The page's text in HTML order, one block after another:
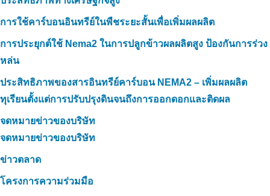
การใช้คาร์บอนอินทรีย์ในพืชระยะสั้นเพื่อเพิ่มผลผลิต
การประยุกต์ใช้ Nema2 ในการปลูกข้าวผลผลิตสูง ป้องกันการร่วง
หล่น
ประสิทธิภาพของสารอินทรีย์คาร์บอน NEMA2 – เพิ่มผลผลิต
ทุเรียนตั้งแต่การปรับปรุงดินจนถึงการออกดอกและติดผล
จดหมายข่าวของบริษัท
จดหมายข่าวของบริษัท
ข่าวตลาด
โครงการความร่วมมือ